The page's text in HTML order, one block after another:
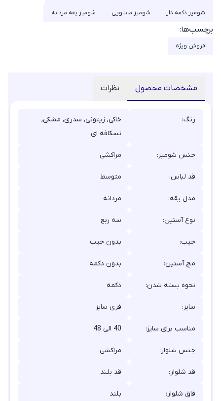
شومیز دکمه دار شومیز مانتویی شومیز یقه مردانه
برچسب‌ها:
فروش ویژه
مشخصات محصول نظرات
رنگ:
خاکی, زیتونی, سدری, مشکی,
نسکافه ای
جنس شومیز: مراکشی
قد لباس: متوسط
مدل یقه: مردانه
نوع آستین: سه ربع
جیب: بدون جیب
مچ آستین: بدون دکمه
نحوه بسته شدن: دکمه
سایز: فری سایز
مناسب برای سایز: 40 الی 48
جنس شلوار: مراکشی
قد شلوار: قد بلند
فاق شلوار: بلند